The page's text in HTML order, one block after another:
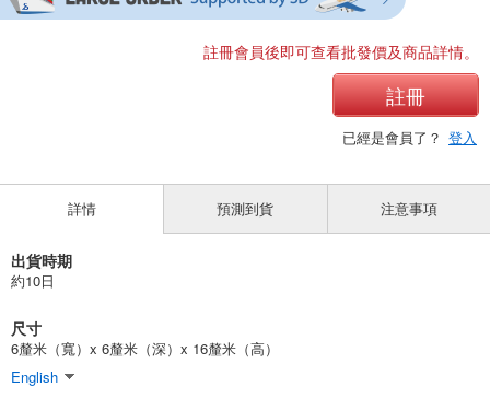
註冊會員後即可查看批發價及商品詳情。
註冊
已經是會員了？ 登入
詳情
出貨時期
約10日
尺寸
6釐米（寬）x 6釐米（深）x 16釐米（高）
English
預測到貨 注意事項